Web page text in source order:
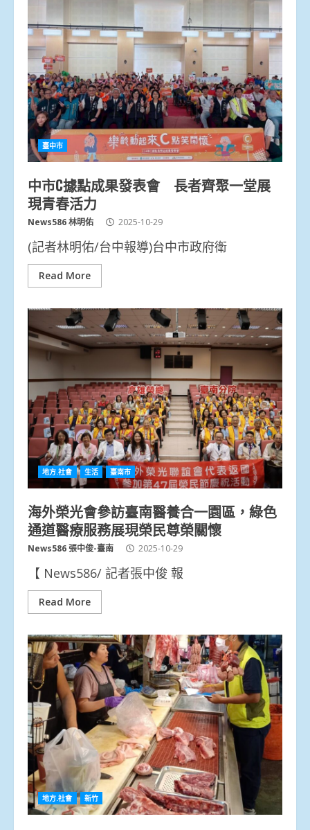
臺中市
中市C據點成果發表會 長者齊聚一堂展
現青春活力
News586 林明佑 2025-10-29
(記者林明佑/台中報導)台中市政府衛
Read More
地方.社會 生活 臺南市
海外榮光會參訪臺南醫養合一園區，綠色
通道醫療服務展現榮民尊榮關懷
News586 張中俊-臺南 2025-10-29
【 News586/ 記者張中俊 報
Read More
地方.社會 新竹